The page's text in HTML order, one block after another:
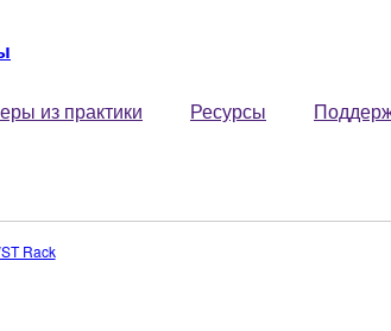
из практики Ресурсы
Rack